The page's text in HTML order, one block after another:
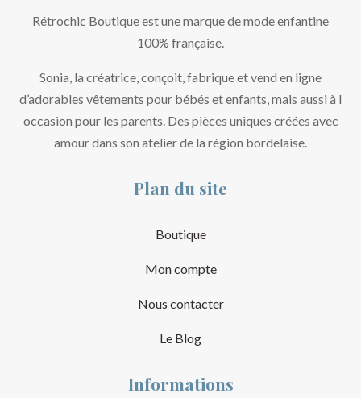
Rétrochic Boutique est une marque de mode enfantine
100% française.
Sonia, la créatrice, conçoit, fabrique et vend en ligne
d’adorables vêtements pour bébés et enfants, mais aussi à l
occasion pour les parents. Des pièces uniques créées avec
amour dans son atelier de la région bordelaise.
Plan du site
Boutique
Mon compte
Nous contacter
Le Blog
Informations